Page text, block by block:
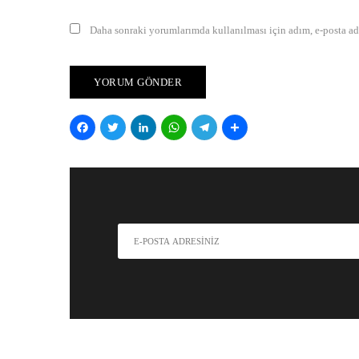
Daha sonraki yorumlarımda kullanılması için adım, e-posta
Facebook
Twitter
LinkedIn
WhatsApp
Telegram